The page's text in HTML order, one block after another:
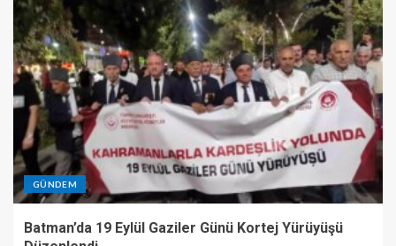
GÜNDEM
Batman’da 19 Eylül Gaziler Günü Kortej Yürüyüşü